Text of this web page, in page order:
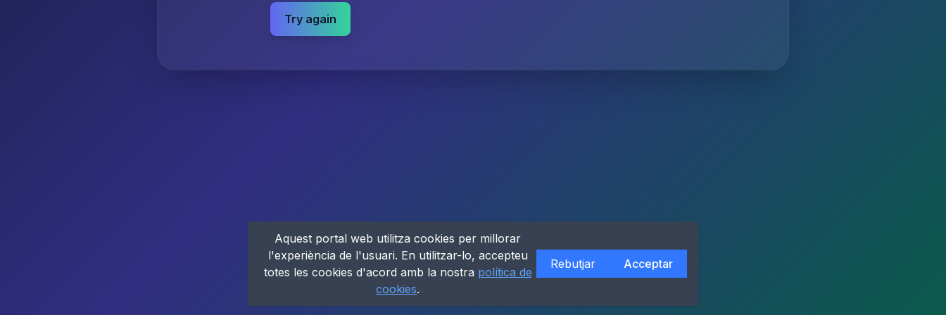
Try again
Aquest portal web utilitza cookies per millorar
l'experiència de l'usuari. En utilitzar-lo, accepteu
totes les cookies d'acord amb la nostra política de
cookies.
Rebutjar Acceptar